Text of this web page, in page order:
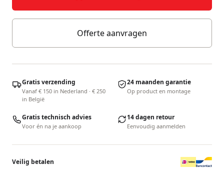
Offerte aanvragen
Gratis verzending
Vanaf € 150 in Nederland · € 250
in België
24 maanden garantie
Op product en montage
Gratis technisch advies
Voor én na je aankoop
14 dagen retour
Eenvoudig aanmelden
Veilig betalen